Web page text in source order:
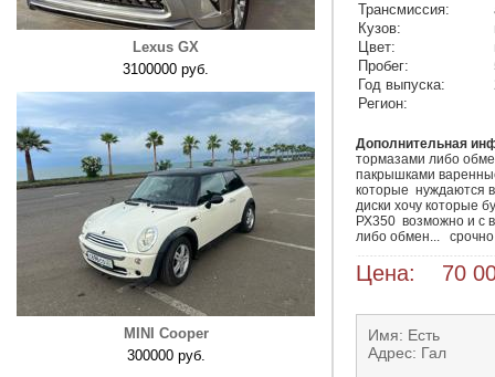
Lexus GX
3100000 руб.
MINI Cooper
300000 руб.
Трансмиссия:
Кузов:
Цвет:
Пробег:
Год выпуска:
Регион:
Дополнительная
тормазами либо
пакрышками
которые  нуждаются
диски хочу которые
РХ350  возможно и с
либо обмен...   срочно
Цена: 70
Имя: Есть
Адрес: Гал